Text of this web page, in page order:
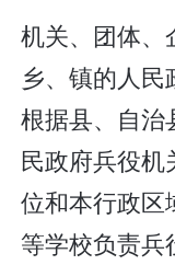
机关、团体、
乡、镇的人
根据县、自治
民政府兵役机
位和本行政区
等学校负责兵